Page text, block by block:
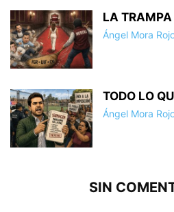
LA
Ángel Mora
TODO LO
Ángel Mora
SIN